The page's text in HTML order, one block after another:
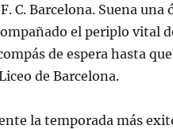
C. Barcelona. Suena una
el periplo vital
de espera hasta
de Barcelona.
la temporada más